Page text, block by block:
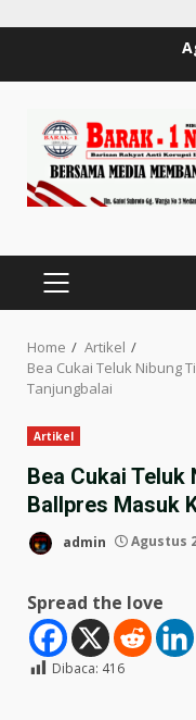
PRIMARY
MENU
Home
Artikel
Bea Cukai Teluk Nibung
Tanjungbalai
Artikel
Bea Cukai Teluk
Ballpres Masuk
admin Agustus
Spread the love
Dibaca: 416